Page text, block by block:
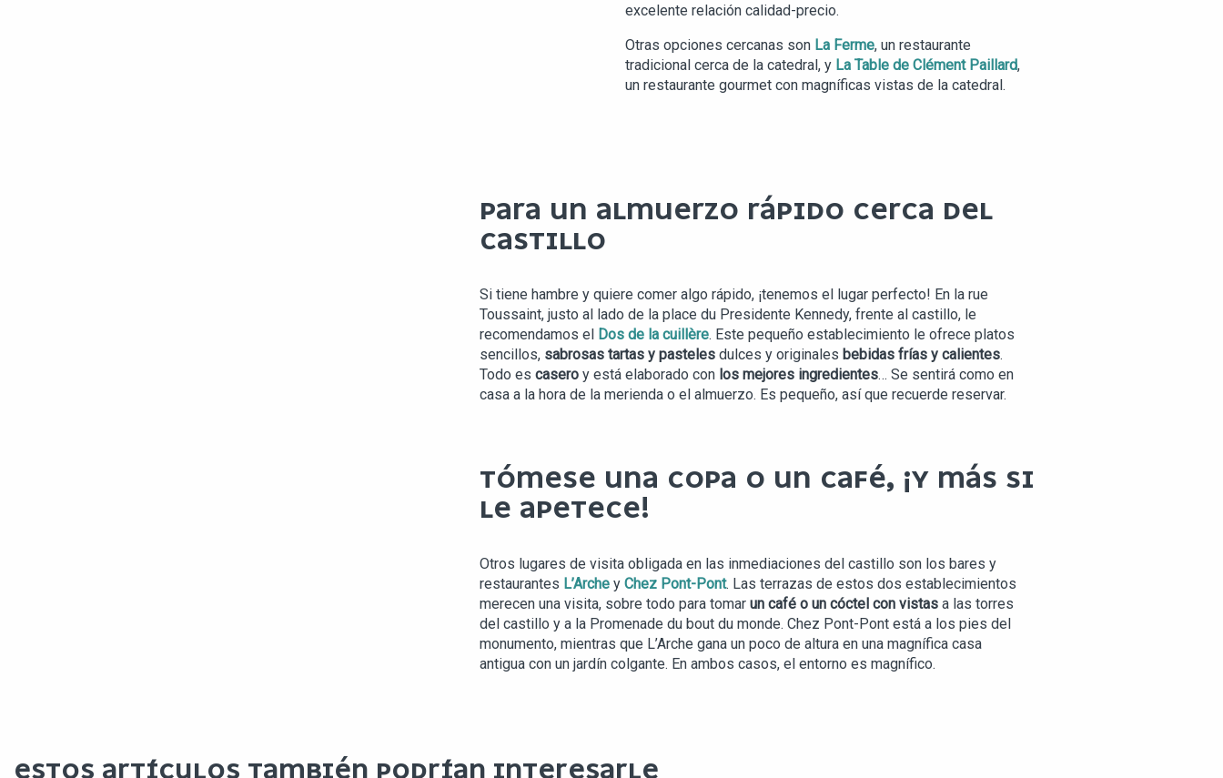
excelente relación calidad-precio.
Otras opciones cercanas son La Ferme, un restaurante
tradicional cerca de la catedral, y La Table de Clément Paillard,
un restaurante gourmet con magníficas vistas de la catedral.
PARA UN ALMUERZO RÁPIDO CERCA DEL
CASTILLO
Si tiene hambre y quiere comer algo rápido, ¡tenemos el lugar perfecto! En la rue
Toussaint, justo al lado de la place du Presidente Kennedy, frente al castillo, le
recomendamos el
Dos de la cuillère. Este pequeño establecimiento le ofrece platos
sencillos, sabrosas tartas y pastelesdulces y originales bebidas frías y calientes.
Todo es caseroy está elaborado con los mejores ingredientes… Se sentirá como en
casa a la hora de la merienda o el almuerzo. Es pequeño, así que recuerde reservar.
TÓMESE UNA COPA O UN CAFÉ, ¡Y MÁS SI
LE APETECE!
Otros lugares de visita obligada en las inmediaciones del castillo son los bares y
restaurantes L’Archey Chez Pont-Pont. Las terrazas de estos dos establecimientos
merecen una visita, sobre todo para tomar un café o un cóctel con vistasa las torres
del castillo y a la Promenade du bout du monde. Chez Pont-Pont está a los pies del
monumento, mientras que L’Arche gana un poco de altura en una magnífica casa
antigua con un jardín colgante. En ambos casos, el entorno es magnífico.
ESTOS ARTÍCULOS TAMBIÉN PODRÍAN INTERESARLE